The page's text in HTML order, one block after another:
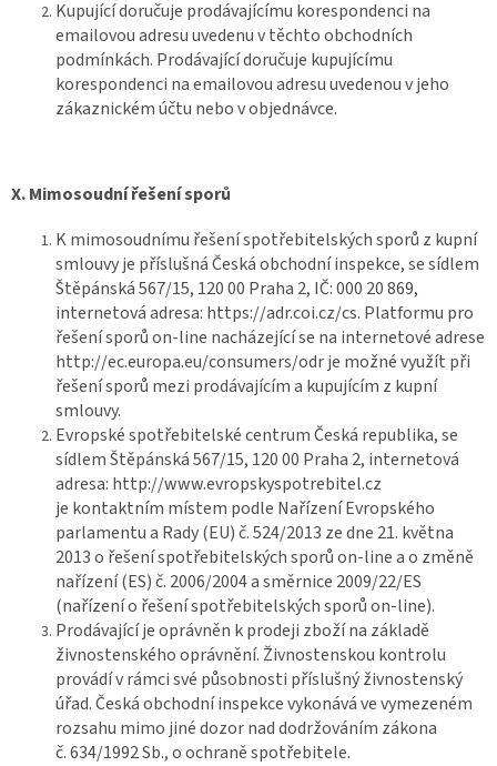
Kupující doručuje prodávajícímu korespondenci na
emailovou adresu uvedenu v těchto obchodních
podmínkách. Prodávající doručuje kupujícímu
korespondenci na emailovou adresu uvedenou v jeho
zákaznickém účtu nebo v objednávce.
X.Mimosoudní řešení sporů
K mimosoudnímu řešení spotřebitelských sporů z kupní
smlouvy je příslušná Česká obchodní inspekce, se sídlem
Štěpánská 567/15, 120 00 Praha 2, IČ: 000 20 869,
internetová adresa: https://adr.coi.cz/cs. Platformu pro
řešení sporů on-line nacházející se na internetové adrese
http://ec.europa.eu/consumers/odr je možné využít při
řešení sporů mezi prodávajícím a kupujícím z kupní
smlouvy.
Evropské spotřebitelské centrum Česká republika, se
sídlem Štěpánská 567/15, 120 00 Praha 2, internetová
adresa: http://www.evropskyspotrebitel.cz
je kontaktním místem podle Nařízení Evropského
parlamentu a Rady (EU) č. 524/2013 ze dne 21. května
2013 o řešení spotřebitelských sporů on-line a o změně
nařízení (ES) č. 2006/2004 a směrnice 2009/22/ES
(nařízení o řešení spotřebitelských sporů on-line).
Prodávající je oprávněn k prodeji zboží na základě
živnostenského oprávnění. Živnostenskou kontrolu
provádí v rámci své působnosti příslušný živnostenský
úřad. Česká obchodní inspekce vykonává ve vymezeném
rozsahu mimo jiné dozor nad dodržováním zákona
č. 634/1992 Sb., o ochraně spotřebitele.